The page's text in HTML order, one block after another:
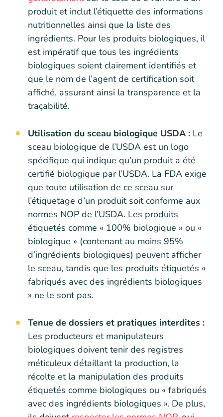
produit et inclut l’étiquette des informations
nutritionnelles ainsi que la liste des
ingrédients. Pour les produits biologiques, il
est impératif que tous les ingrédients
biologiques soient clairement identifiés et
que le nom de l’agent de certification soit
affiché, assurant ainsi la transparence et la
traçabilité.
Utilisation du sceau biologique USDA : Le
sceau biologique de l’USDA est un logo
spécifique qui indique qu’un produit a été
certifié biologique par l’USDA. La FDA exige
que toute utilisation de ce sceau sur
l’étiquetage d’un produit soit conforme aux
normes NOP de l’USDA. Les produits
étiquetés comme « 100% biologique » ou «
biologique » (contenant au moins 95%
d’ingrédients biologiques) peuvent afficher
le sceau, tandis que les produits étiquetés «
fabriqués avec des ingrédients biologiques
» ne le sont pas.
Tenue de dossiers et pratiques interdites :
Les producteurs et manipulateurs
biologiques doivent tenir des registres
méticuleux détaillant la production, la
récolte et la manipulation des produits
étiquetés comme biologiques ou « fabriqués
avec des ingrédients biologiques ». De plus,